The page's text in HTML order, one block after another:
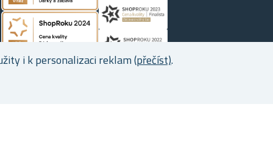
i k personalizaci reklam(přečíst).